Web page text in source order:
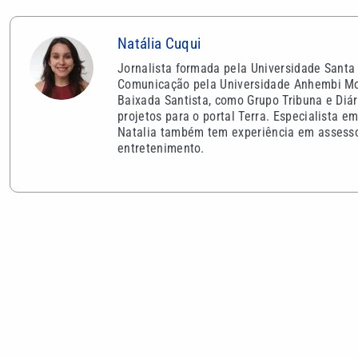
Natália Cuqui
Jornalista formada pela Universidade
Comunicação pela Universidade Anhembi
Baixada Santista, como Grupo Tribuna e
projetos para o portal Terra. Especialista
Natalia também tem experiência em
entretenimento.